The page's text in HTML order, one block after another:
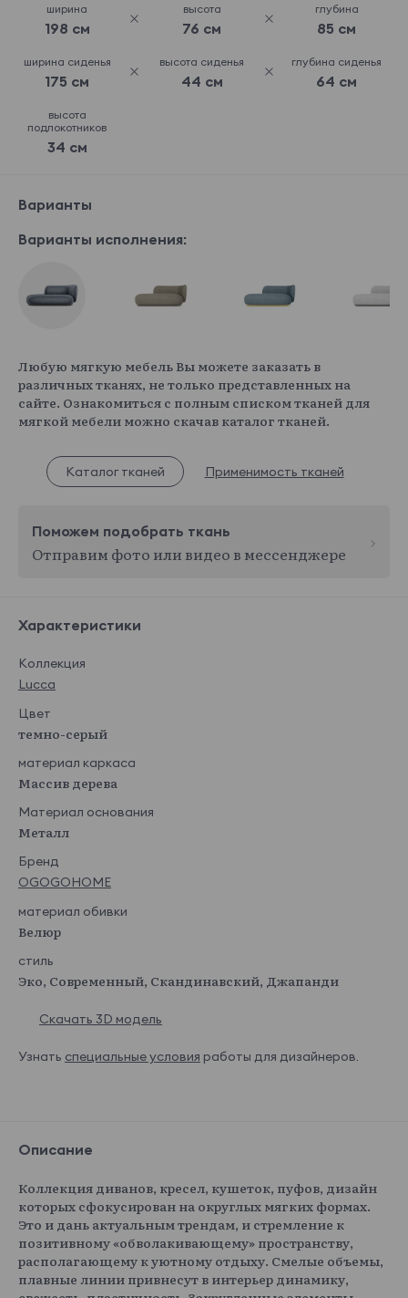
ширина
198 см
высота
76 см
глубина
85 см
ширина сиденья
175 см
высота сиденья
44 см
глубина сиденья
64 см
высота
подлокотников
34 см
Варианты
Варианты исполнения:
Любую мягкую мебель Вы можете заказать в
различных тканях, не только представленных на
сайте. Ознакомиться с полным списком тканей для
мягкой мебели можно скачав каталог тканей.
Каталог тканей Применимость тканей
Поможем подобрать ткань
Отправим фото или видео в мессенджере
Характеристики
Коллекция
Lucca
Цвет
темно-серый
материал каркаса
Массив дерева
Материал основания
Металл
Бренд
OGOGOHOME
материал обивки
Велюр
стиль
Эко, Современный, Скандинавский, Джапанди
Скачать 3D модель
Узнать специальные условия работы для дизайнеров.
Описание
Коллекция диванов, кресел, кушеток, пуфов, дизайн
которых сфокусирован на округлых мягких формах.
Это и дань актуальным трендам, и стремление к
позитивному «обволакивающему» пространству,
располагающему к уютному отдыху. Смелые объемы,
плавные линии привнесут в интерьер динамику,